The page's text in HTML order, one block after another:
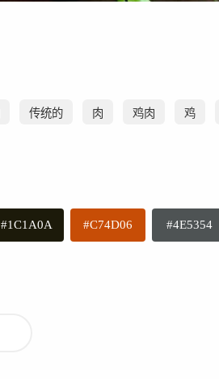
传统的 肉 鸡肉 鸡
#1C1A0A #C74D06 #4E5354